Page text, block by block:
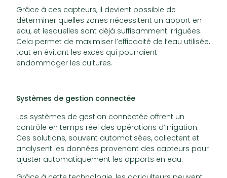
Grâce à ces capteurs, il devient possible de
déterminer quelles zones nécessitent un apport en
eau, et lesquelles sont déjà suffisamment irriguées.
Cela permet de maximiser l’efficacité de l’eau utilisée,
tout en évitant les excès qui pourraient
endommager les cultures.
Systèmes de gestion connectée
Les systèmes de gestion connectée offrent un
contrôle en temps réel des opérations d’irrigation.
Ces solutions, souvent automatisées, collectent et
analysent les données provenant des capteurs pour
ajuster automatiquement les apports en eau.